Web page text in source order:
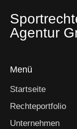
Agentur
Menü
Startseite
Rechteportfolio
Unternehmen